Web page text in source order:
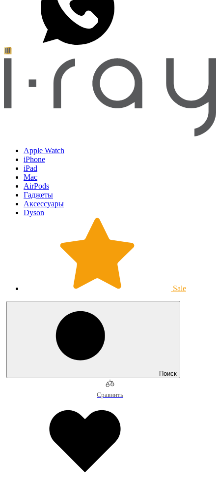
Apple Watch
iPhone
iPad
Mac
AirPods
Гаджеты
Аксессуары
Dyson
Sale
Поиск
Сравнить